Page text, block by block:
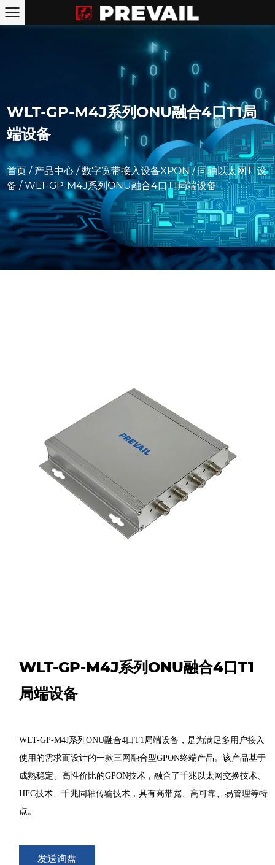
WLT-GP-M4J系列ONU融合4口T1局
端设备
首页 / 产品中心 /数字宽带接入设备xPON/同轴以太网T1设
备 /WLT-GP-M4J系列ONU融合4口T1局端设备
WLT-GP-M4J系列ONU融合4口T1
局端设备
WLT-GP-M4J系列ONU融合4口T1局端设备，是为满足 多用户接入
使用的需求而设计的一款三网融合型GPON终端产品。该产品基于
成熟稳定、高性价比的GPON技术，融合了千兆以太网交换技术、
HFC技术、千兆同轴传输技术，具有高带宽、高可靠、易管理等特
点。
发送询盘